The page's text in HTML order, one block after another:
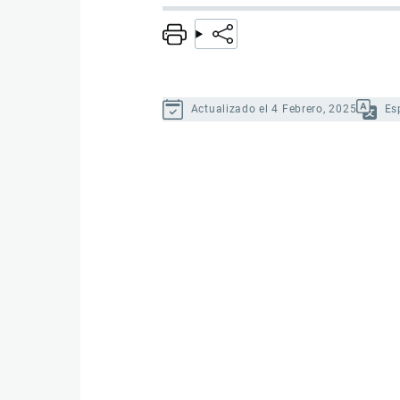
Actualizado el 4 Febrero, 2025